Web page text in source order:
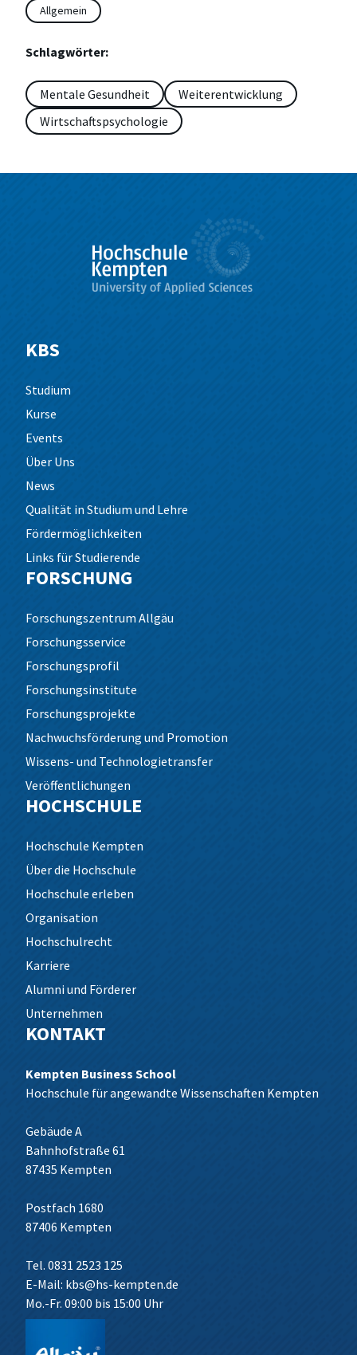
Allgemein
Schlagwörter:
Mentale Gesundheit
Weiterentwicklung
Wirtschaftspsychologie
KBS
Studium
Kurse
Events
Über Uns
News
Qualität in Studium und Lehre
Fördermöglichkeiten
Links für Studierende
FORSCHUNG
Forschungszentrum Allgäu
Forschungsservice
Forschungsprofil
Forschungsinstitute
Forschungsprojekte
Nachwuchsförderung und Promotion
Wissens- und Technologietransfer
Veröffentlichungen
HOCHSCHULE
Hochschule Kempten
Über die Hochschule
Hochschule erleben
Organisation
Hochschulrecht
Karriere
Alumni und Förderer
Unternehmen
KONTAKT
Kempten Business School
Hochschule für angewandte Wissenschaften Kempten
Gebäude A
Bahnhofstraße 61
87435 Kempten
Postfach 1680
87406 Kempten
Tel. 0831 2523 125
E-Mail: kbs@hs-kempten.de
Mo.-Fr. 09:00 bis 15:00 Uhr